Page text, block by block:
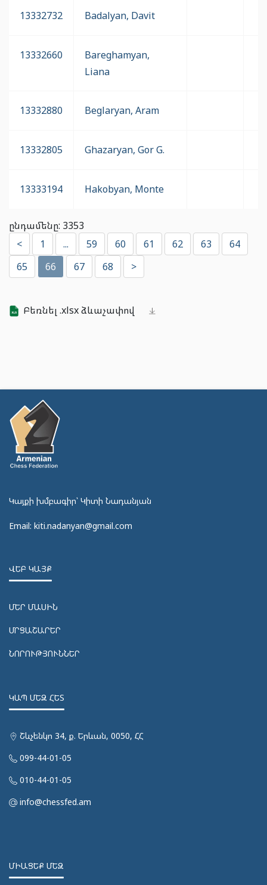
13332732 Badalyan, Davit
13332660
Bareghamyan,
Liana
13332880 Beglaryan, Aram
13332805 Ghazaryan, Gor G.
13333194 Hakobyan, Monte
ընդամենը: 3353
<
1 ... 59 60 61 62 63
64
65
66 67 68 >
Բեռնել .xlsx ձևաչափով
Կայքի խմբագիր՝ Կիտի Նադանյան
Email: kiti.nadanyan@gmail.com
ՎԵԲ ԿԱՅՔ
ՄԵՐ ՄԱՍԻՆ
ՄՐՑԱՇԱՐԵՐ
ՆՈՐՈՒԹՅՈՒՆՆԵՐ
ԿԱՊ ՄԵԶ ՀԵՏ
Շևչենկո 34, ք. Երևան, 0050, ՀՀ
099-44-01-05
010-44-01-05
info@chessfed.am
ՄԻԱՑԵՔ ՄԵԶ